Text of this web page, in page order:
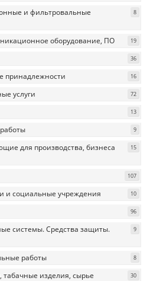
и фильтровальные
8
оборудование, ПО 19
36
принадлежности 16
услуги 72
13
9
для производства, бизнеса
15
107
и социальные учреждения 10
96
системы. Средства защиты.
9
работы 8
табачные изделия, сырье 30